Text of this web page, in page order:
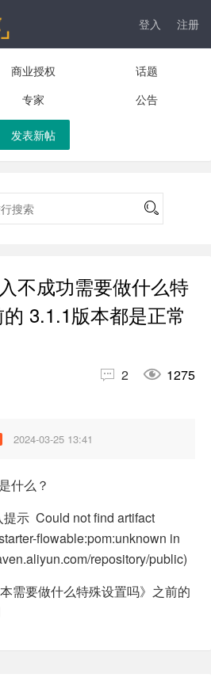
登入 注册
商业授权
话题
专家 公告
发表新帖
不成功需要做什么特
3.1.1版本都是正常
 2  1275
2024-03-25 13:41
什么？
示 Could not find artifact
flowable:pom:unknown in
repository/public)
需要做什么特殊设置吗》之前的